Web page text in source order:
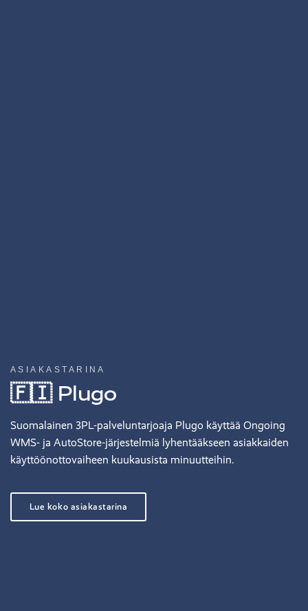
ASIAKASTARINA
🇫🇮 Plugo
Suomalainen 3PL-palveluntarjoaja Plugo käyttää Ongoing
WMS- ja AutoStore-järjestelmiä lyhentääkseen asiakkaiden
käyttöönottovaiheen kuukausista minuutteihin.
Lue koko asiakastarina